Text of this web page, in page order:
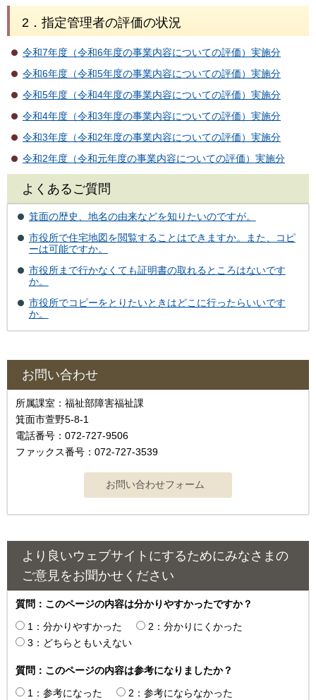
2．指定管理者の評価の状況
令和7年度（令和6年度の事業内容についての評価）実施分
令和6年度（令和5年度の事業内容についての評価）実施分
令和5年度（令和4年度の事業内容についての評価）実施分
令和4年度（令和3年度の事業内容についての評価）実施分
令和3年度（令和2年度の事業内容についての評価）実施分
令和2年度（令和元年度の事業内容についての評価）実施分
よくあるご質問
箕面の歴史、地名の由来などを知りたいのですが。
市役所で住宅地図を閲覧することはできますか。また、コピ
ーは可能ですか。
市役所まで行かなくても証明書の取れるところはないです
か。
市役所でコピーをとりたいときはどこに行ったらいいです
か。
お問い合わせ
所属課室：福祉部障害福祉課
箕面市萱野5-8-1
電話番号：072-727-9506
ファックス番号：072-727-3539
より良いウェブサイトにするためにみなさまの
ご意見をお聞かせください
質問：このページの内容は分かりやすかったですか？
1：分かりやすかった
2：分かりにくかった
3：どちらともいえない
質問：このページの内容は参考になりましたか？
1：参考になった
2：参考にならなかった